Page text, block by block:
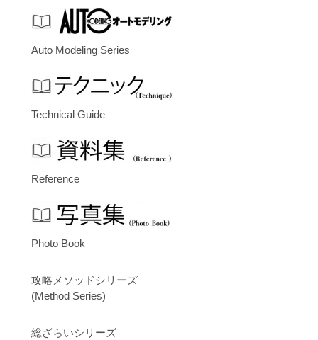
Auto Modeling Series
Technical Guide
Reference
Photo Book
攻略メソッドシリーズ
(Method Series)
総ざらいシリーズ